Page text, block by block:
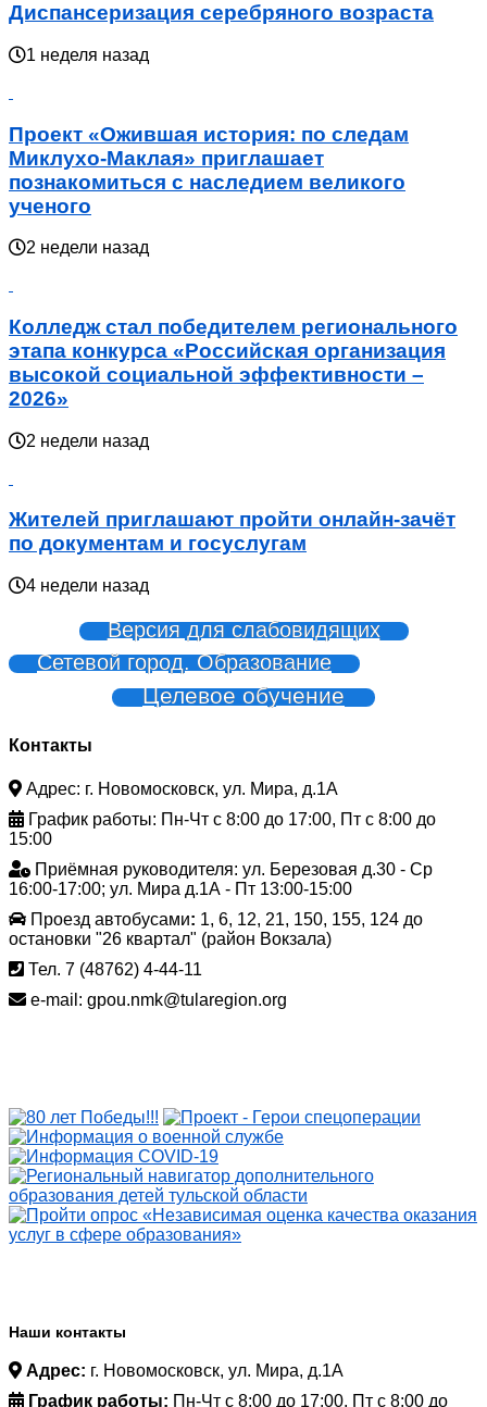
Диспансеризация серебряного возраста
1 неделя назад
Проект «Ожившая история: по следам
Миклухо-Маклая» приглашает
познакомиться с наследием великого
ученого
2 недели назад
Колледж стал победителем регионального
этапа конкурса «Российская организация
высокой социальной эффективности –
2026»
2 недели назад
Жителей приглашают пройти онлайн-зачёт
по документам и госуслугам
4 недели назад
Версия для слабовидящих
Сетевой город. Образование
Целевое обучение
Контакты
Адрес: г. Новомосковск, ул. Мира, д.1А
График работы: Пн-Чт с 8:00 до 17:00, Пт с 8:00 до
15:00
Приёмная руководителя: ул. Березовая д.30 - Ср
16:00-17:00; ул. Мира д.1А - Пт 13:00-15:00
Проезд автобусами: 1, 6, 12, 21, 150, 155, 124 до
остановки "26 квартал" (район Вокзала)
Тел. 7 (48762) 4-44-11
e-mail: gpou.nmk@tularegion.org
Наши контакты
Адрес: г. Новомосковск, ул. Мира, д.1А
График работы: Пн-Чт с 8:00 до 17:00, Пт с 8:00 до